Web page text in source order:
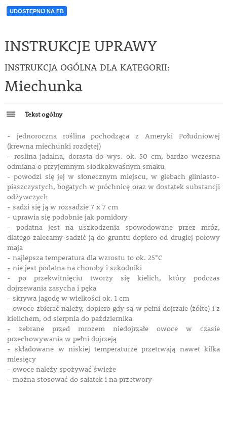
UDOSTĘPNIJ NA FB
INSTRUKCJE UPRAWY
INSTRUKCJA OGÓLNA DLA KATEGORII:
Miechunka
Tekst ogólny
- jednoroczna roślina pochodząca z Ameryki Południowej
(krewna miechunki rozdętej)
- roslina jadalna, dorasta do wys. ok. 50 cm, bardzo wczesna
odmiana o przyjemnym słodkokwaśnym smaku
- powodzi się jej w słonecznym miejscu, w glebach gliniasto-
piaszczystych, bogatych w próchnicę oraz w dostatek substancji
odżywczych
- sadzi się ją w rozsadzie 7 x 7 cm
- uprawia się podobnie jak pomidory
- podatna jest na uszkodzenia spowodowane przez mróz,
dlatego zalecamy sadzić ją do gruntu dopiero od drugiej połowy
maja
- najlepsza temperatura dla wzrostu to ok. 25°C
- nie jest podatna na choroby i szkodniki
- po przekwitnięciu tworzy się kielich, który podczas
dojrzewania zasycha i pęka
- skrywa jagodę w wielkości ok. 1 cm
- owoce zbierać należy, dopiero gdy są w pełni dojrzałe (żółte) i z
kielichem, od sierpnia do października
- zebrane przed mrozem niedojrzałe owoce w czasie
przechowywania w pełni dojrzeją
- składowane w niskiej temperaturze przetrwają nawet kilka
miesięcy
- owoce należy spożywać świeże
- można stosować do sałatek i na przetwory